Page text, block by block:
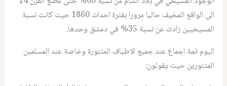
الى الواقع المخيف حاليا مرورا بفترة احداث 1860 حيث كانت نسبة
المسيحيين زادت عن نسبة 35% في دمشق وحدها.
اليوم ثمة اجماع عند جميع الاطياف المتنورة وخاصة عند المسلمين
المتنورين حيث يقولون: